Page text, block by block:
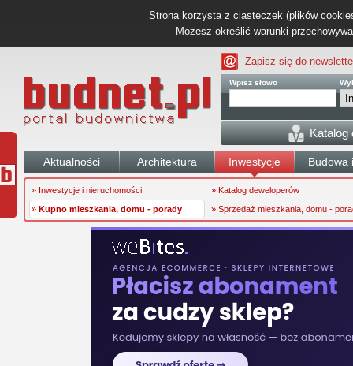
Strona korzysta z ciasteczek (plików
Możesz określić warunki
Zapisz się do
Wpisz słowo
Katalog
Aktualności Architektura Inwestycje Budowa
» Inwestycje i nieruchomości
» Katalog deweloperów
» Kupno mieszkania, domu - porady » Sprzedaż mieszkania, domu -